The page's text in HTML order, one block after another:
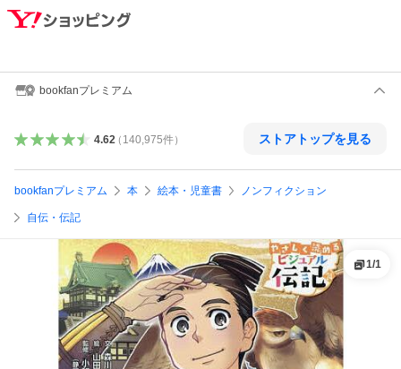
bookfanプレミアム
4.62（ 140,975件） ストアトップを見る
bookfanプレミアム 本 絵本・児童書 ノンフィクション
自伝・伝記
1/1